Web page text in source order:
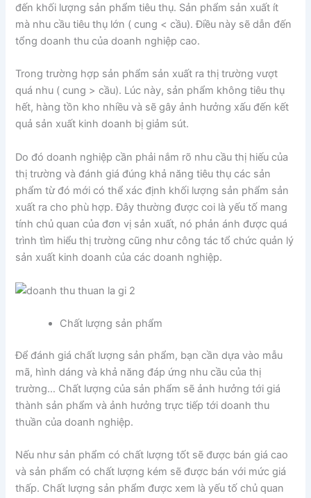
đến khối lượng sản phẩm tiêu thụ. Sản phẩm sản xuất ít
mà nhu cầu tiêu thụ lớn ( cung < cầu). Điều này sẽ dẫn đến
tổng doanh thu của doanh nghiệp cao.
Trong trường hợp sản phẩm sản xuất ra thị trường vượt
quá nhu ( cung > cầu). Lúc này, sản phẩm không tiêu thụ
hết, hàng tồn kho nhiều và sẽ gây ảnh hưởng xấu đến kết
quả sản xuất kinh doanh bị giảm sút.
Do đó doanh nghiệp cần phải nắm rõ nhu cầu thị hiếu của
thị trường và đánh giá đúng khả năng tiêu thụ các sản
phẩm từ đó mới có thể xác định khối lượng sản phẩm sản
xuất ra cho phù hợp. Đây thường được coi là yếu tố mang
tính chủ quan của đơn vị sản xuất, nó phản ánh được quá
trình tìm hiểu thị trường cũng như công tác tổ chức quản lý
sản xuất kinh doanh của các doanh nghiệp.
Chất lượng sản phẩm
Để đánh giá chất lượng sản phẩm, bạn cần dựa vào mẫu
mã, hình dáng và khả năng đáp ứng nhu cầu của thị
trường… Chất lượng của sản phẩm sẽ ảnh hưởng tới giá
thành sản phẩm và ảnh hưởng trực tiếp tới doanh thu
thuần của doanh nghiệp.
Nếu như sản phẩm có chất lượng tốt sẽ được bán giá cao
và sản phẩm có chất lượng kém sẽ được bán với mức giá
thấp. Chất lượng sản phẩm được xem là yếu tố chủ quan